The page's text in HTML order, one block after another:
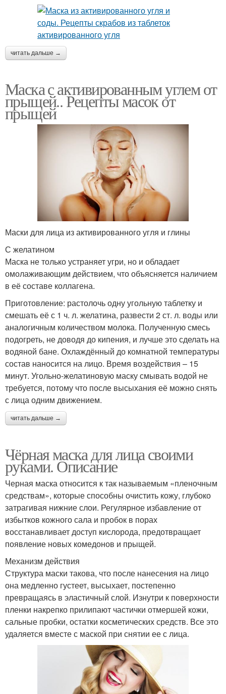
читать дальше →
Маска с активированным углем от
прыщей.. Рецепты масок от
прыщей
Маски для лица из активированного угля и глины
С желатином
Маска не только устраняет угри, но и обладает
омолаживающим действием, что объясняется наличием
в её составе коллагена.
Приготовление: растолочь одну угольную таблетку и
смешать её с 1 ч. л. желатина, развести 2 ст. л. воды или
аналогичным количеством молока. Полученную смесь
подогреть, не доводя до кипения, и лучше это сделать на
водяной бане. Охлаждённый до комнатной температуры
состав наносится на лицо. Время воздействия – 15
минут. Угольно-желатиновую маску смывать водой не
требуется, потому что после высыхания её можно снять
с лица одним движением.
читать дальше →
Чёрная маска для лица своими
руками. Описание
Черная маска относится к так называемым «пленочным
средствам», которые способны очистить кожу, глубоко
затрагивая нижние слои. Регулярное избавление от
избытков кожного сала и пробок в порах
восстанавливает доступ кислорода, предотвращает
появление новых комедонов и прыщей.
Механизм действия
Структура маски такова, что после нанесения на лицо
она медленно густеет, высыхает, постепенно
превращаясь в эластичный слой. Изнутри к поверхности
пленки накрепко прилипают частички отмершей кожи,
сальные пробки, остатки косметических средств. Все это
удаляется вместе с маской при снятии ее с лица.